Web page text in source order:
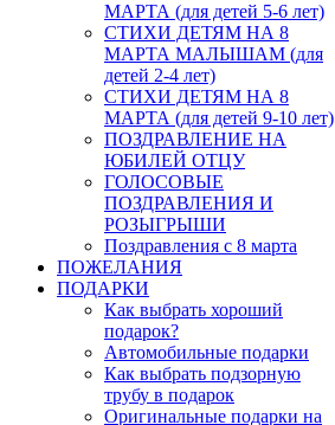
МАРТА (для детей 5-6 лет)
СТИХИ ДЕТЯМ НА 8
МАРТА МАЛЫШАМ (для
детей 2-4 лет)
СТИХИ ДЕТЯМ НА 8
МАРТА (для детей 9-10 лет)
ПОЗДРАВЛЕНИЕ НА
ЮБИЛЕЙ ОТЦУ
ГОЛОСОВЫЕ
ПОЗДРАВЛЕНИЯ И
РОЗЫГРЫШИ
Поздравления с 8 марта
ПОЖЕЛАНИЯ
ПОДАРКИ
Как выбрать хороший
подарок?
Автомобильные подарки
Как выбрать подзорную
трубу в подарок
Оригинальные подарки на